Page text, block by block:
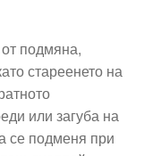
подмяна,
стареенето на
или загуба на
се подменя при